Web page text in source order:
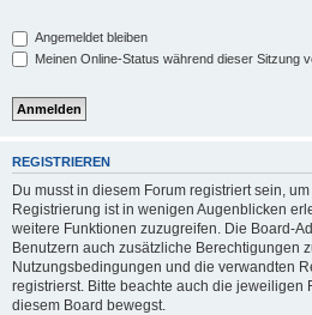
Angemeldet bleiben
Meinen Online-Status während dieser Sitzung
REGISTRIEREN
Du musst in diesem Forum registriert sein,
Registrierung ist in wenigen Augenblicken
weitere Funktionen zuzugreifen. Die Board-
Benutzern auch zusätzliche Berechtigungen
Nutzungsbedingungen und die verwandten
registrierst. Bitte beachte auch die jeweiligen
diesem Board bewegst.